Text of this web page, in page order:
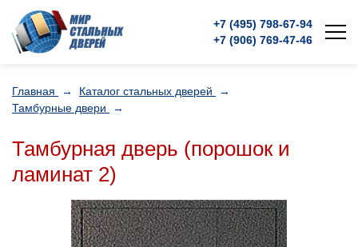
+7 (495) 798-67-94
+7 (906) 769-47-46
Главная → Каталог стальных дверей
→
Тамбурные двери
→
Тамбурная дверь (порошок и
ламинат 2)